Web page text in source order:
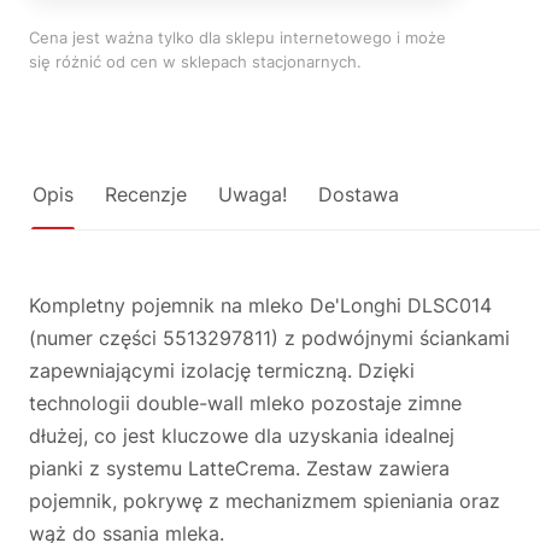
Cena jest ważna tylko dla sklepu internetowego i może
się różnić od cen w sklepach stacjonarnych.
Opis Recenzje Uwaga! Dostawa
Kompletny pojemnik na mleko De'Longhi DLSC014
(numer części 5513297811) z podwójnymi ściankami
zapewniającymi izolację termiczną. Dzięki
technologii double-wall mleko pozostaje zimne
dłużej, co jest kluczowe dla uzyskania idealnej
pianki z systemu LatteCrema. Zestaw zawiera
pojemnik, pokrywę z mechanizmem spieniania oraz
wąż do ssania mleka.